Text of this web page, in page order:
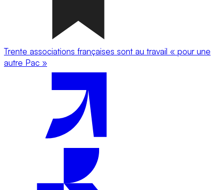
Trente associations françaises sont au travail « pour une
autre Pac »